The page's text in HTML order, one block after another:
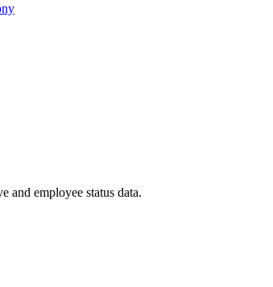
employee status data.